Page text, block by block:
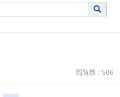
閲覧数 : 586